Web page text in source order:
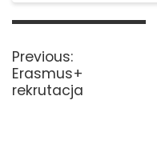
Nawigacja
Previous:Previous
post:
Erasmus+
rekrutacja